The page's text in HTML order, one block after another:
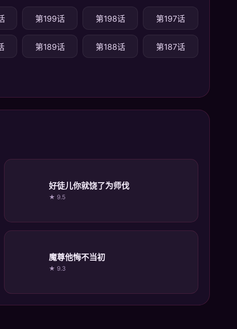
第199话 第198话 第197话
第189话 第188话 第187话
好徒儿你就饶了为师伐
★ 9.5
魔尊他悔不当初
★ 9.3